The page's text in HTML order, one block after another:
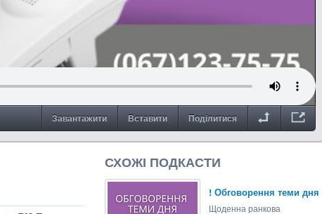
Поділитися
Вставити
Завантажити
СХОЖІ ПОДКАСТИ
! Обговорення теми дня
Щоденна ранкова